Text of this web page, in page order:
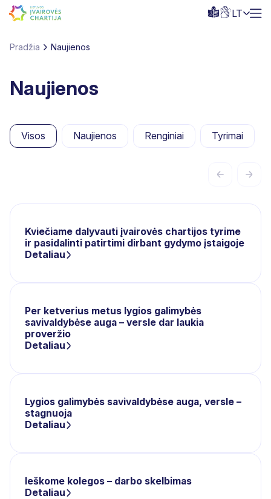
LT
Pradžia Naujienos
Naujienos
Visos Naujienos Renginiai Tyrimai
Kviečiame dalyvauti įvairovės chartijos tyrime
ir pasidalinti patirtimi dirbant gydymo įstaigoje
Detaliau
Per ketverius metus lygios galimybės
savivaldybėse auga – versle dar laukia
proveržio
Detaliau
Lygios galimybės savivaldybėse auga, versle –
stagnuoja
Detaliau
Ieškome kolegos – darbo skelbimas
Detaliau